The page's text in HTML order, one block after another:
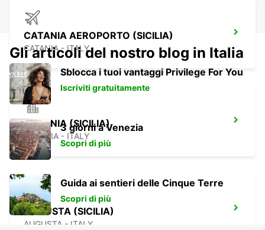
CATANIA AEROPORTO (SICILIA)
CATANIA - ITALY
CATANIA (SICILIA)
CATANIA - ITALY
AUGUSTA (SICILIA)
AUGUSTA - ITALY
Gli articoli del nostro blog in Italia
Sblocca i tuoi vantaggi Privilege For You
Iscriviti gratuitamente
3 giorni a Venezia
Scopri di più
Guida ai sentieri delle Cinque Terre
Scopri di più